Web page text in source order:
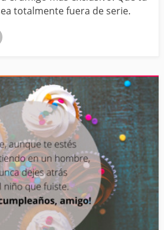
totalmente fuera de serie.